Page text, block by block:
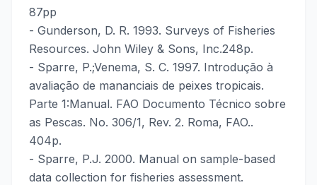
87pp
- Gunderson, D. R. 1993. Surveys of Fisheries
Resources. John Wiley & Sons, Inc.248p.
- Sparre, P.;Venema, S. C. 1997. Introdução à
avaliação de mananciais de peixes tropicais.
Parte 1:Manual. FAO Documento Técnico sobre
as Pescas. No. 306/1, Rev. 2. Roma, FAO..
404p.
- Sparre, P.J. 2000. Manual on sample-based
data collection for fisheries assessment.